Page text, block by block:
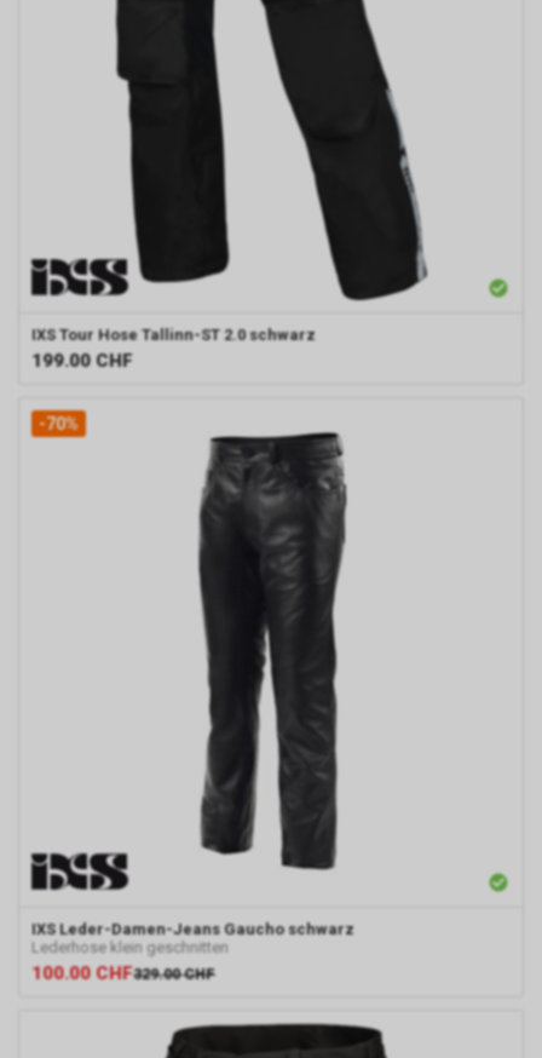
IXS Tour Hose Tallinn-ST 2.0 schwarz
199.00 CHF
-70%
IXS Leder-Damen-Jeans Gaucho schwarz
Lederhose klein geschnitten
100.00 CHF329.00 CHF